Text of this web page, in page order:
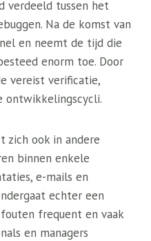
verdeeld tussen het
Na de komst van
en neemt de tijd die
enorm toe. Door
vereist verificatie,
ontwikkelingscycli.
zich ook in andere
binnen enkele
e-mails en
echter een
frequent en vaak
en managers